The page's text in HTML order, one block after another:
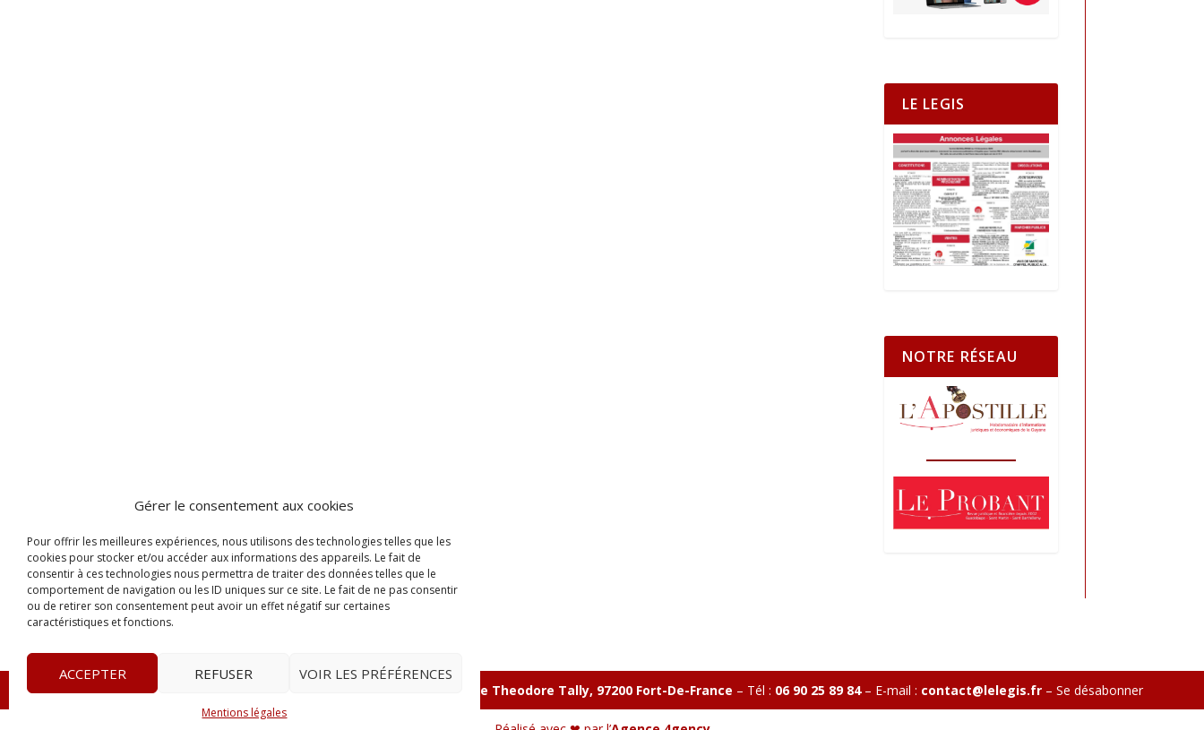
Gérer le consentement aux cookies
Pour offrir les meilleures expériences, nous utilisons des technologies telles que les
cookies pour stocker et/ou accéder aux informations des appareils. Le fait de
consentir à ces technologies nous permettra de traiter des données telles que le
comportement de navigation ou les ID uniques sur ce site. Le fait de ne pas consentir
ou de retirer son consentement peut avoir un effet négatif sur certaines
caractéristiques et fonctions.
ACCEPTER REFUSER VOIR LES PRÉFÉRENCES
Mentions légales
LE LEGIS
NOTRE RÉSEAU
© 2023Le Legis Zone Franche Cité Dillon 365 B rue Theodore Tally, 97200 Fort-De-France – Tél : 06 90 25 89 84– E-mail : contact@lelegis.fr– Se désabonner